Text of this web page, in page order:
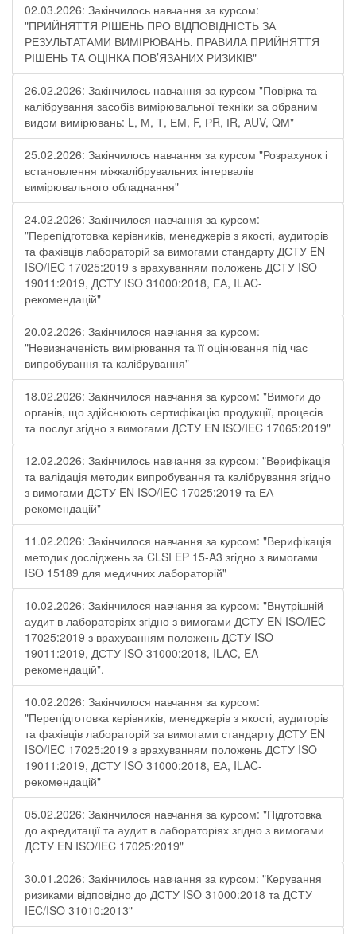
02.03.2026: Закінчилось навчання за курсом:
"ПРИЙНЯТТЯ РІШЕНЬ ПРО ВІДПОВІДНІСТЬ ЗА
РЕЗУЛЬТАТАМИ ВИМІРЮВАНЬ. ПРАВИЛА ПРИЙНЯТТЯ
РІШЕНЬ ТА ОЦІНКА ПОВ’ЯЗАНИХ РИЗИКІВ"
26.02.2026: Закінчилось навчання за курсом "Повірка та
калібрування засобів вимірювальної техніки за обраним
видом вимірювань: L, М, Т, ЕМ, F, РR, ІR, АUV, QМ"
25.02.2026: Закінчилось навчання за курсом "Розрахунок і
встановлення міжкалібрувальних інтервалів
вимірювального обладнання"
24.02.2026: Закінчилося навчання за курсом:
"Перепідготовка керівників, менеджерів з якості, аудиторів
та фахівців лабораторій за вимогами стандарту ДСТУ EN
ISO/IEC 17025:2019 з врахуванням положень ДСТУ ISO
19011:2019, ДСТУ ISO 31000:2018, ЕА, ILAC-
рекомендацій"
20.02.2026: Закінчилося навчання за курсом:
"Невизначеність вимірювання та її оцінювання під час
випробування та калібрування"
18.02.2026: Закінчилося навчання за курсом: "Вимоги до
органів, що здійснюють сертифікацію продукції, процесів
та послуг згідно з вимогами ДСТУ EN ISO/IEC 17065:2019"
12.02.2026: Закінчилось навчання за курсом: "Верифікація
та валідація методик випробування та калібрування згідно
з вимогами ДСТУ EN ISO/IEC 17025:2019 та ЕА-
рекомендацій"
11.02.2026: Закінчилося навчання за курсом: "Верифікація
методик досліджень за CLSI EP 15-A3 згідно з вимогами
ISO 15189 для медичних лабораторій"
10.02.2026: Закінчилося навчання за курсом: "Внутрішній
аудит в лабораторіях згідно з вимогами ДСТУ EN ISO/IEC
17025:2019 з врахуванням положень ДСТУ ISO
19011:2019, ДСТУ ISO 31000:2018, ILAC, EA -
рекомендацій".
10.02.2026: Закінчилося навчання за курсом:
"Перепідготовка керівників, менеджерів з якості, аудиторів
та фахівців лабораторій за вимогами стандарту ДСТУ EN
ISO/IEC 17025:2019 з врахуванням положень ДСТУ ISO
19011:2019, ДСТУ ISO 31000:2018, ЕА, ILAC-
рекомендацій"
05.02.2026: Закінчилося навчання за курсом: "Підготовка
до акредитації та аудит в лабораторіях згідно з вимогами
ДСТУ EN ISO/IEC 17025:2019"
30.01.2026: Закінчилось навчання за курсом: "Керування
ризиками відповідно до ДСТУ ISO 31000:2018 та ДСТУ
IEC/ISO 31010:2013"